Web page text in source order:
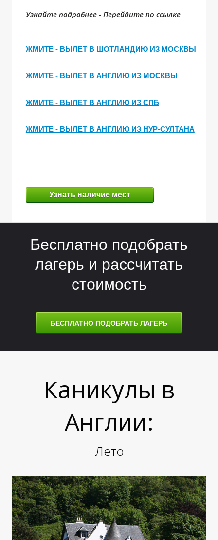
А
М
Узнайте подробнее - Перейдите по ссылке
ЖМИТЕ - ВЫЛЕТ В ШОТЛАНДИЮ ИЗ МОСКВЫ
ЖМИТЕ - ВЫЛЕТ В АНГЛИЮ ИЗ МОСКВЫ
ЖМИТЕ - ВЫЛЕТ В АНГЛИЮ ИЗ СПБ
ЖМИТЕ - ВЫЛЕТ В АНГЛИЮ ИЗ НУР-СУЛТАНА
Узнать наличие мест
Бесплатно подобрать
лагерь и рассчитать
стоимость
БЕСПЛАТНО ПОДОБРАТЬ ЛАГЕРЬ
Каникулы в
Англии:
Лето
А
М